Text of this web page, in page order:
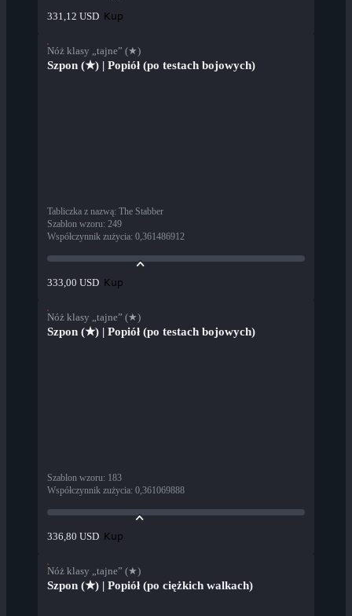
331,12 USD Kup
Nóż klasy „tajne” (★)
Szpon (★) | Popiół (po testach bojowych)
Tabliczka z nazwą: The Stabber
Szablon wzoru: 249
Współczynnik zużycia: 0,361486912
333,00 USD Kup
Nóż klasy „tajne” (★)
Szpon (★) | Popiół (po testach bojowych)
Szablon wzoru: 183
Współczynnik zużycia: 0,361069888
336,80 USD Kup
Nóż klasy „tajne” (★)
Szpon (★) | Popiół (po ciężkich walkach)